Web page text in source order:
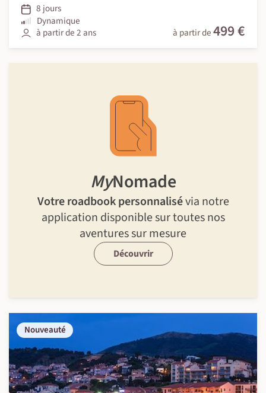
8 jours
Dynamique
à partir de 2 ans
à partir de499 €
MyNomade
Votre roadbook personnalisévia notre
application disponible sur toutes nos
aventures sur mesure
Découvrir
Nouveauté